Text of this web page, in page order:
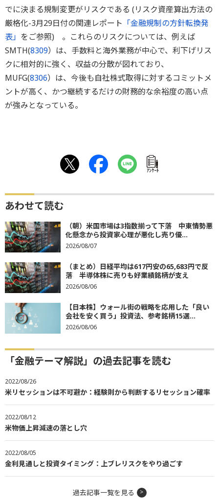
でに決まる規制変更がリスクである (リスク資産算出方法の
厳格化-3月29日付の関連レポート 「金融規制の方針転換発
表」 をご参照) 。これらのリスクについては、例えば
SMTH(8309）は、手数料と海外業務が中心で、利下げリス
クに相対的に強く、収益の分散が図れており、
MUFG(8306）は、今後も自社株式取得に対するコミットメ
ントが高く、かつ継続するだけの財務的な余裕度の高い点
が強みとなっている。
ｱﾝｹｰﾄ
あわせて読む
（朝）米国市場は3指数揃って下落 中東情勢悪
化懸念から投資家心理が悪化し売り優...
2026/08/07
（まとめ）日経平均は617円安の65,683円で反
落 半導体株に売りも好業績銘柄が支え
2026/08/06
【日本株】ウォール街の戦略を応用した「良い
会社を安く買う」投資法、参考銘柄15選...
2026/08/06
「金融テーマ解説」の過去記事を読む
2022/08/26
米リセッションは不可避か：経験則から判断するリセッション確率
2022/08/12
米物価上昇減速の落とし穴
2022/08/05
金利見通しと投資タイミング：上ブレリスクをやり過ごす
過去記事一覧を見る